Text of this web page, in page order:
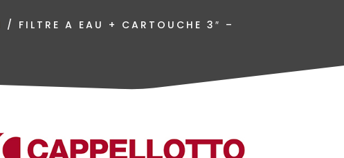
/ FILTRE A EAU + CARTOUCHE 3″ –